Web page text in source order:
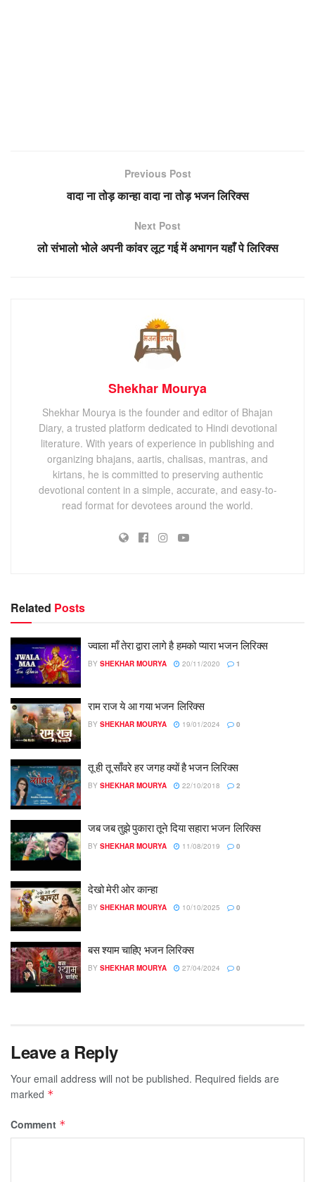
Previous Post
वादा ना तोड़ कान्हा वादा ना तोड़ भजन लिरिक्स
Next Post
लो संभालो भोले अपनी कांवर लूट गई में अभागन यहाँ पे लिरिक्स
Shekhar Mourya
Shekhar Mourya is the founder and editor of Bhajan
Diary, a trusted platform dedicated to Hindi devotional
literature. With years of experience in publishing and
organizing bhajans, aartis, chalisas, mantras, and
kirtans, he is committed to preserving authentic
devotional content in a simple, accurate, and easy-to-
read format for devotees around the world.
Related Posts
ज्वाला माँ तेरा द्वारा लागे है हमको प्यारा भजन लिरिक्स
BY SHEKHAR MOURYA 20/11/2020 1
राम राज ये आ गया भजन लिरिक्स
BY SHEKHAR MOURYA 19/01/2024 0
तू ही तू साँवरे हर जगह क्यों है भजन लिरिक्स
BY SHEKHAR MOURYA 22/10/2018 2
जब जब तुझे पुकारा तूने दिया सहारा भजन लिरिक्स
BY SHEKHAR MOURYA 11/08/2019 0
देखो मेरी ओर कान्हा
BY SHEKHAR MOURYA 10/10/2025 0
बस श्याम चाहिए भजन लिरिक्स
BY SHEKHAR MOURYA 27/04/2024 0
Leave a Reply
Your email address will not be published. Required fields are
marked *
Comment *